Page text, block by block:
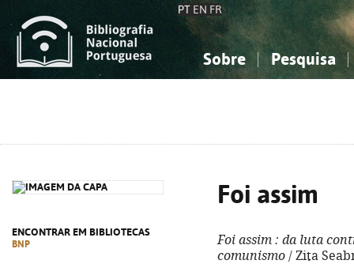
PT EN FR
Sobre Pesquisa
ENCONTRAR EM BIBLIOTECAS
BNP
Foi assim
Foi assim : da luta
comunismo / Zita